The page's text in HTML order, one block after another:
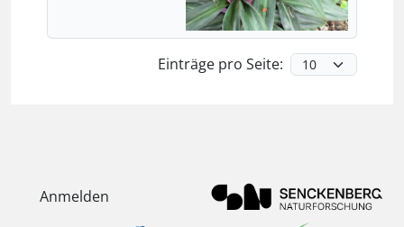
Einträge pro Seite:
Anmelden